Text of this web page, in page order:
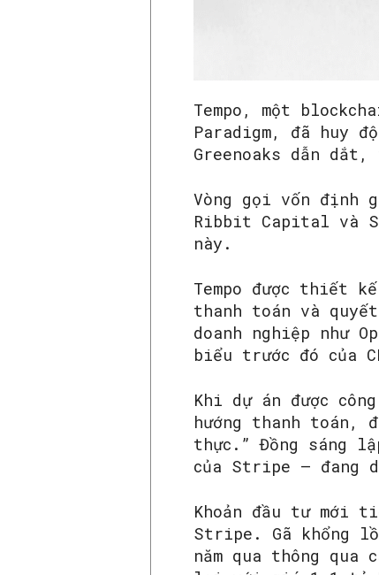
Tempo, một
Paradigm, đã huy
Greenoaks dẫn
Vòng gọi vốn định
Ribbit Capital và
này.
Tempo được thiết
thanh toán và
doanh nghiệp như
biểu trước đó của
Khi dự án được
hướng thanh toán,
thực.” Đồng sáng
của Stripe — đang
Khoản đầu tư mới
Stripe. Gã khổng
năm qua thông